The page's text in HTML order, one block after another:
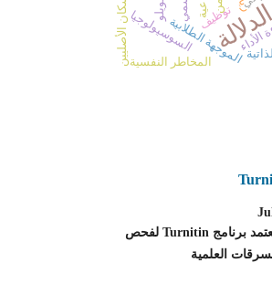
الموجهة الطلابية
المخاطر النفسية
توظيفالسوسيولوجيا
إيلويلو
الأداء
✅ المجلة تعتمد برنامج Turnitin لفحص
العلمية